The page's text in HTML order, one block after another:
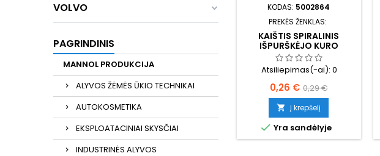
VOLVO
PAGRINDINIS
MANNOL PRODUKCIJA
ALYVOS ŽĖMĖS ŪKIO TECHNIKAI
AUTOKOSMETIKA
EKSPLOATACINIAI SKYSČIAI
INDUSTRINĖS ALYVOS
KODAS: 5002864
PREKĖS ŽENKLAS:
KAIŠTIS SPIRALINIS
IŠPURŠKĖJO KURO
Atsiliepimas(-ai):0
Kaina
0,26 € Bazinė
kaina
0,29 €
 Į krepšelį
 Yra sandėlyje